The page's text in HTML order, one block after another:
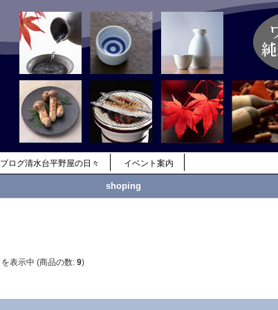
ブログ清水台平野屋の日々 イベント案内
shoping
を表示中 (商品の数: 9)